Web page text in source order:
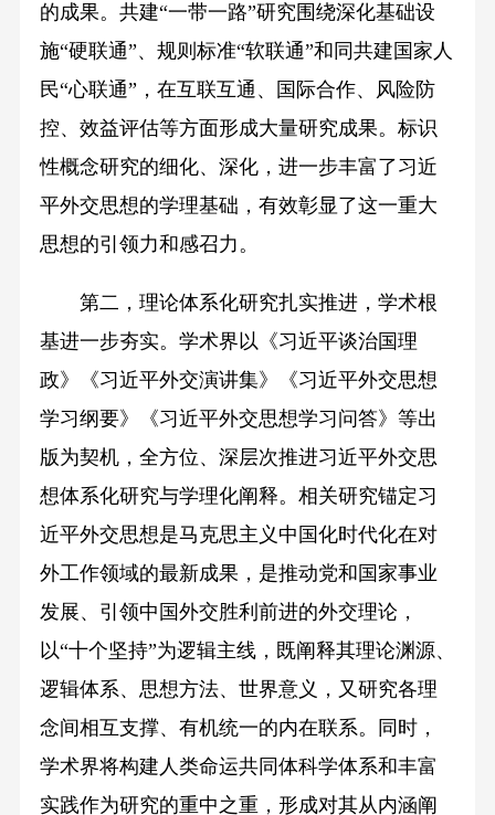
的成果。共建“一带一路”研究围绕深化基础设
施“硬联通”、规则标准“软联通”和同共建国家人
民“心联通”，在互联互通、国际合作、风险防
控、效益评估等方面形成大量研究成果。标识
性概念研究的细化、深化，进一步丰富了习近
平外交思想的学理基础，有效彰显了这一重大
思想的引领力和感召力。
第二，理论体系化研究扎实推进，学术根
基进一步夯实。学术界以《习近平谈治国理
政》《习近平外交演讲集》《习近平外交思想
学习纲要》《习近平外交思想学习问答》等出
版为契机，全方位、深层次推进习近平外交思
想体系化研究与学理化阐释。相关研究锚定习
近平外交思想是马克思主义中国化时代化在对
外工作领域的最新成果，是推动党和国家事业
发展、引领中国外交胜利前进的外交理论，
以“十个坚持”为逻辑主线，既阐释其理论渊源、
逻辑体系、思想方法、世界意义，又研究各理
念间相互支撑、有机统一的内在联系。同时，
学术界将构建人类命运共同体科学体系和丰富
实践作为研究的重中之重，形成对其从内涵阐